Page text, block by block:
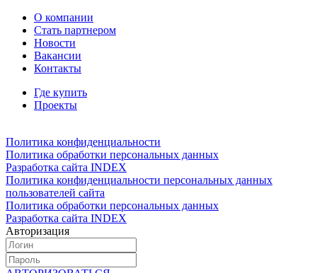
О компании
Стать партнером
Новости
Вакансии
Контакты
Где купить
Проекты
Политика конфиденциальности
Политика обработки персональных данных
Разработка сайта INDEX
Политика конфиденциальности персональных данных
пользователей сайта
Политика обработки персональных данных
Разработка сайта INDEX
Авторизация